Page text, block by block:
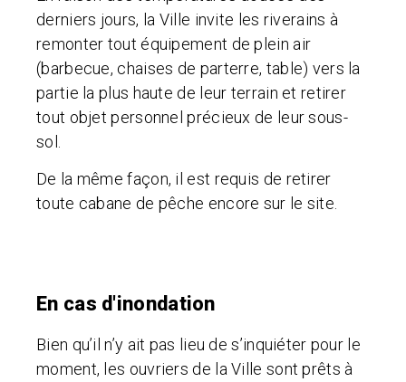
derniers jours, la Ville invite les riverains à
remonter tout équipement de plein air
(barbecue, chaises de parterre, table) vers la
partie la plus haute de leur terrain et retirer
tout objet personnel précieux de leur sous-
sol.
De la même façon, il est requis de retirer
toute cabane de pêche encore sur le site.
En cas d'inondation
Bien qu’il n’y ait pas lieu de s’inquiéter pour le
moment, les ouvriers de la Ville sont prêts à